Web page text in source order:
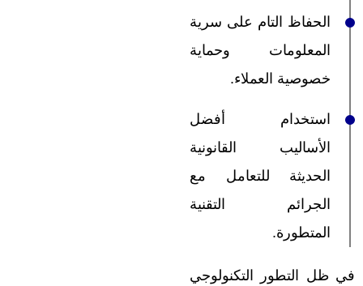
الحفاظ التام على سرية
المعلومات وحماية
خصوصية العملاء.
استخدام أفضل
الأساليب القانونية
الحديثة للتعامل مع
الجرائم التقنية
المتطورة.
في ظل التطور التكنولوجي